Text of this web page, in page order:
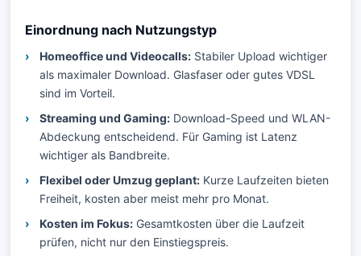
Einordnung nach Nutzungstyp
Homeoffice und Videocalls: Stabiler Upload wichtiger
als maximaler Download. Glasfaser oder gutes VDSL
sind im Vorteil.
Streaming und Gaming: Download-Speed und WLAN-
Abdeckung entscheidend. Für Gaming ist Latenz
wichtiger als Bandbreite.
Flexibel oder Umzug geplant: Kurze Laufzeiten bieten
Freiheit, kosten aber meist mehr pro Monat.
Kosten im Fokus: Gesamtkosten über die Laufzeit
prüfen, nicht nur den Einstiegspreis.